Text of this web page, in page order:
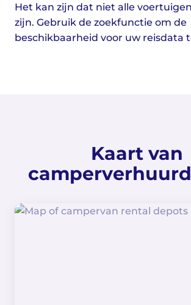
Het kan zijn dat niet alle
zijn. Gebruik de zoekfunctie om de
beschikbaarheid voor uw reisdata
Kaart van